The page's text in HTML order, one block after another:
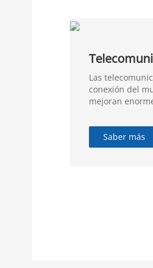
Las
conexión del
mejoran
Saber más